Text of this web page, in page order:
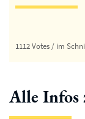
1112 Votes / im
Alle Infos